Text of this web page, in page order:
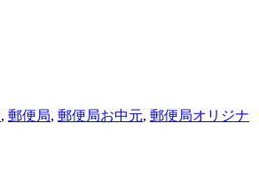
, 郵便局, 郵便局お中元, 郵便局オリジナ